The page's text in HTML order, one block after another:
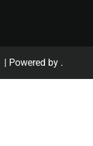
| Powered by .